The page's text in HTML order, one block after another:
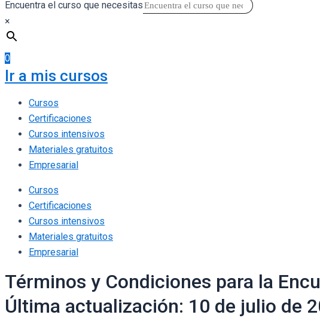
Encuentra el curso que necesitas
×
0
Ir a mis cursos
Cursos
Certificaciones
Cursos intensivos
Materiales gratuitos
Empresarial
Cursos
Certificaciones
Cursos intensivos
Materiales gratuitos
Empresarial
Términos y Condiciones para la
Última actualización: 10 de julio de